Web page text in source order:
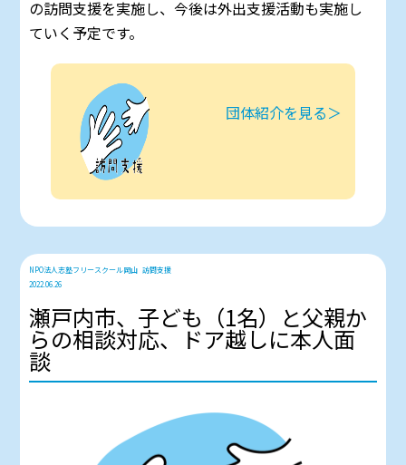
の訪問支援を実施し、今後は外出支援活動も実施し
ていく予定です。
団体紹介を見る＞
NPO法人志塾フリースクール岡山 訪問支援
2022.06.26
瀬戸内市、子ども（1名）と父親か
らの相談対応、ドア越しに本人面
談